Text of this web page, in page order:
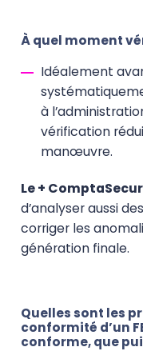
À quel moment
Idéalement
à
vérification
manœuvre.
Le +
d’analyser aussi
corriger les
génération finale.
Quelles sont les
conformité d’un
conforme, que